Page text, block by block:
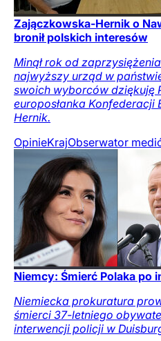
Zajączkowska-Hernik o
bronił polskich interesów
Minął rok od
najwyższy urząd w
swoich wyborców dziękuję
europosłanka
Hernik.
OpinieKrajObserwator
Niemcy: Śmierć Polaka po
Niemiecka prokuratura
śmierci 37-letniego
interwencji policji w